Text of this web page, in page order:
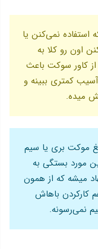
استفاده نمی‌کنن یا
اون رو کلا به
کاور سوکت باعث
کمتری ببینه و
میده.
موکت بری یا سیم
مورد بستگی به
میشه که از همون
کارکردن باهاش
نمی‌رسونه.